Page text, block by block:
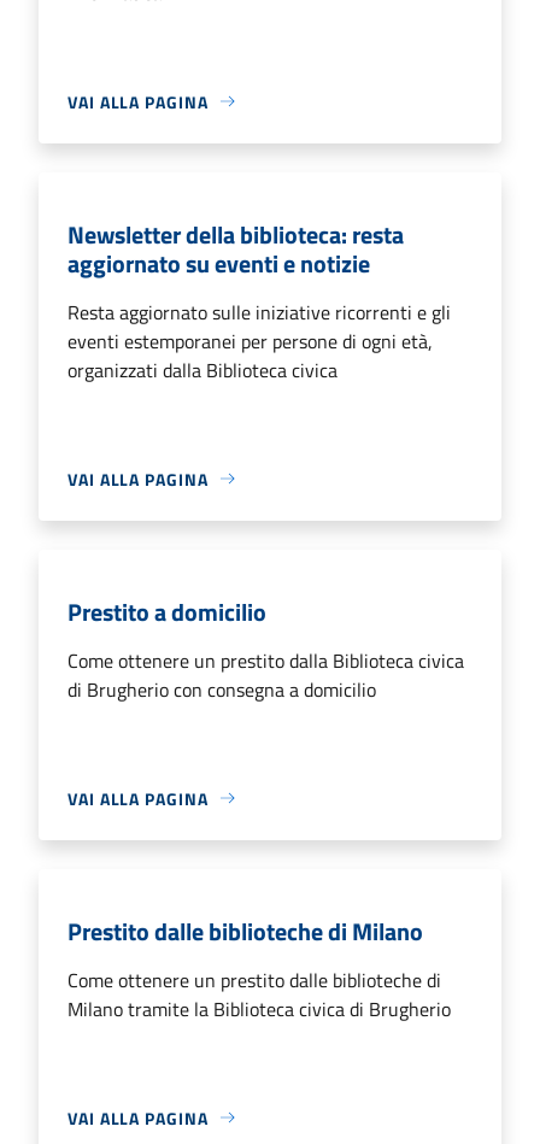
VAI ALLA PAGINA
Newsletter della biblioteca: resta
aggiornato su eventi e notizie
Resta aggiornato sulle iniziative ricorrenti e gli
eventi estemporanei per persone di ogni età,
organizzati dalla Biblioteca civica
VAI ALLA PAGINA
Prestito a domicilio
Come ottenere un prestito dalla Biblioteca civica
di Brugherio con consegna a domicilio
VAI ALLA PAGINA
Prestito dalle biblioteche di Milano
Come ottenere un prestito dalle biblioteche di
Milano tramite la Biblioteca civica di Brugherio
VAI ALLA PAGINA